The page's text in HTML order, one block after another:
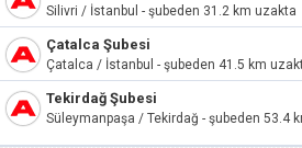
Silivri / İstanbul - şubeden 31.2 km uzakta
Çatalca Şubesi
Çatalca / İstanbul - şubeden 41.5 km
Tekirdağ Şubesi
Süleymanpaşa / Tekirdağ - şubeden 53.4